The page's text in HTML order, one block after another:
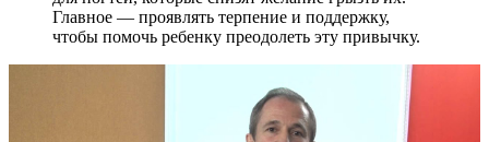
Главное — проявлять терпение и поддержку,
чтобы помочь ребенку преодолеть эту привычку.